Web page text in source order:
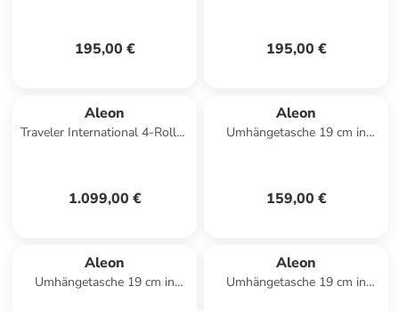
195,00 € 195,00 €
Aleon
Traveler International 4-Rollen
1.099,00 €
Aleon
Umhängetasche 19 cm in
159,00 €
Aleon
Umhängetasche 19 cm in
Aleon
Umhängetasche 19 cm in